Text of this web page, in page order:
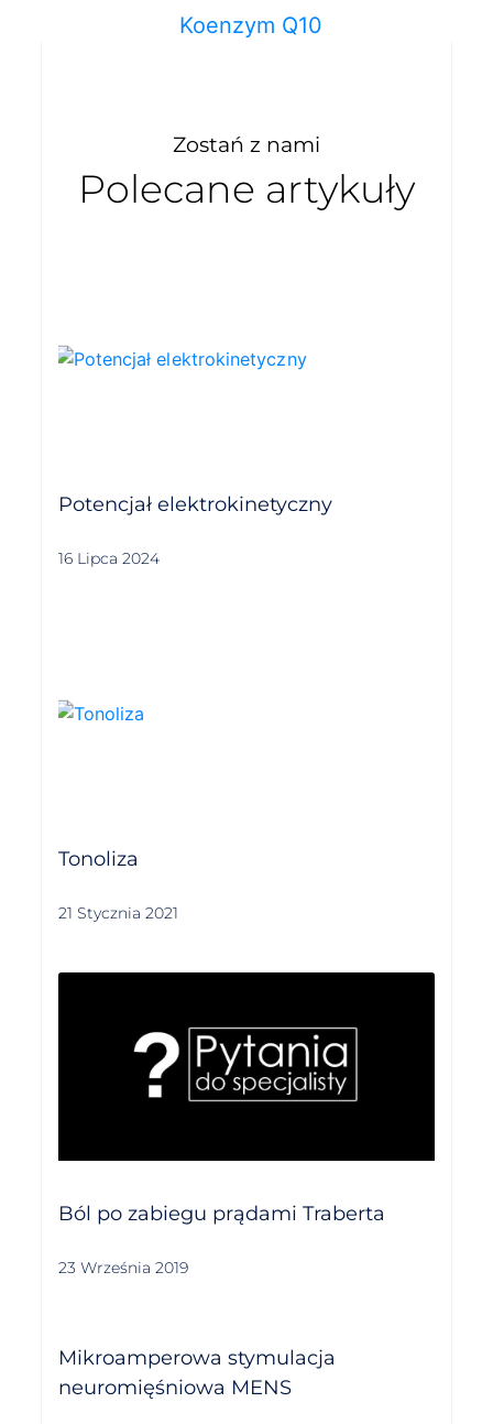
Koenzym Q10
Zostań z nami
Polecane artykuły
Potencjał elektrokinetyczny
16 Lipca 2024
Tonoliza
21 Stycznia 2021
Ból po zabiegu prądami Traberta
23 Września 2019
Mikroamperowa stymulacja
neuromięśniowa MENS